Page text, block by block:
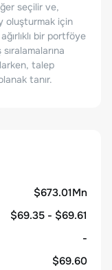
seçilir ve,
oluşturmak için
bir portföye
talep
tanır.
$673.01Mn
$69.35 - $69.61
-
$69.60